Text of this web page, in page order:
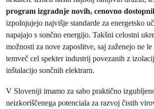
program izgradnje novih, cenovno
izpolnjujejo najvišje standarde za energetsko
napajajo s sončno energijo. Takšni celostni
možnosti za nove zaposlitve, saj zaženejo ne
temveč cel spekter industrij povezanih z
inštalacijo sončnih elektrarn.
V Sloveniji imamo za sabo praktično
neizkoriščenega potenciala za razvoj čistih